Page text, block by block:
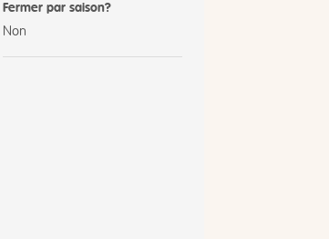
Fermer par saison?
Non